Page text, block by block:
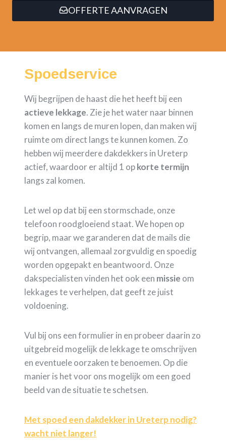
OFFERTE AANVRAGEN
Spoedservice
Wij begrijpen de haast die het heeft bij een
actieve lekkage. Zie je het water naar binnen
komen en langs de muren lopen, dan maken wij
ruimte om direct langs te kunnen komen. Zo
hebben wij meerdere dakdekkers in Ureterp
actief, waardoor er altijd 1 opkorte termijn
langs zal komen.
Let wel op dat bij een stormschade, onze
telefoon roodgloeiend staat. We hopen op
begrip, maar we garanderen dat de mails die
wij ontvangen, allemaal zorgvuldig en spoedig
worden opgepakt en beantwoord. Onze
dakspecialisten vinden het ook een missie om
lekkages te verhelpen, dat geeft ze juist
voldoening.
Vul bij ons een formulier in en probeer daarin zo
uitgebreid mogelijk de lekkage te omschrijven
en eventuele oorzaken te benoemen. Op die
manier is het voor ons mogelijk om een goed
beeld van de situatie te schetsen.
Met spoed een dakdekker in Ureterp nodig?
wacht niet langer!